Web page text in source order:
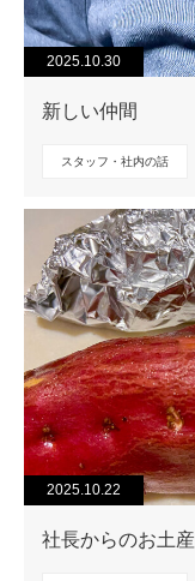
2025.10.30
新しい仲間
スタッフ・社内の話
2025.10.22
社長からのお土産